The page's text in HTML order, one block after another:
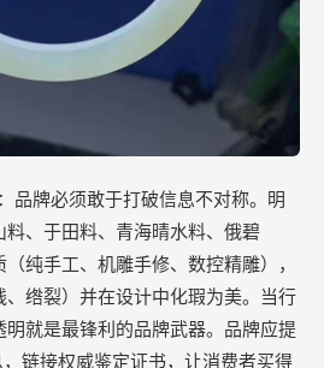
：品牌必须敢于打破信息不对称。明
、于田料、青海晴水料、俄碧
纯手工、机雕手修、数控精雕），
绺裂）并在设计中化瑕为美。当行
就是最锋利的品牌武器。品牌应提
链接权威鉴定证书，让消费者买得